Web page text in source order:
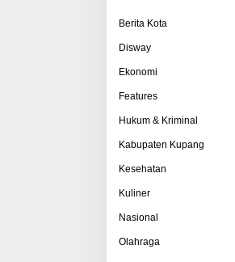
Berita Kota
Disway
Ekonomi
Features
Hukum & Kriminal
Kabupaten Kupang
Kesehatan
Kuliner
Nasional
Olahraga